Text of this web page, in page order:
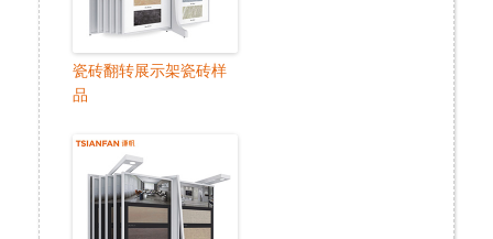
瓷砖翻转展示架瓷砖样
品